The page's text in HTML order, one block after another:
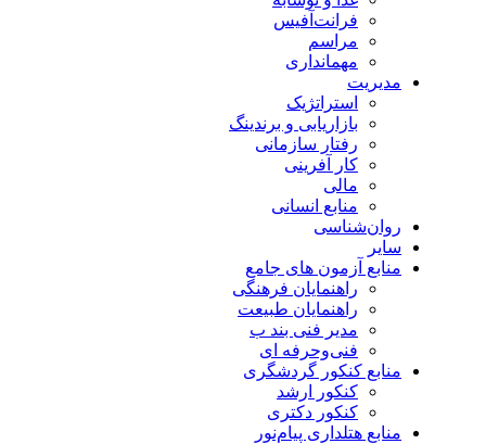
فرانت‌آفیس
مراسم
مهمانداری
مدیریت
استراتژیک
بازاریابی و برندینگ
رفتار سازمانی
کار آفرینی
مالی
منابع انسانی
روان‌شناسی
سایر
منابع آزمون های جامع
راهنمایان فرهنگی
راهنمایان طبیعت
مدیر فنی بند ب
فنی‌وحرفه‌ ای
منابع کنکور گردشگری
کنکور ارشد
کنکور دکتری
منابع هتلداری پیام‌نور